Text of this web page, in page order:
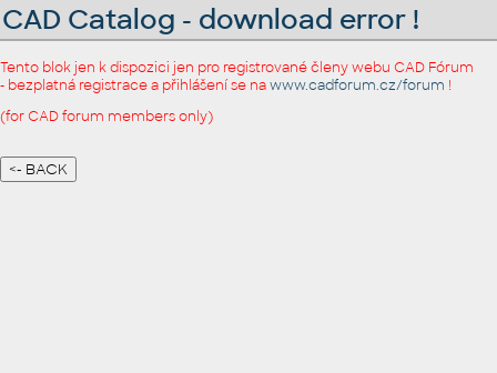
CAD Catalog - download error !
Tento blok jen k dispozici jen pro registrované členy webu CAD Fórum
- bezplatná registrace a přihlášení se nawww.cadforum.cz/forum !
(for CAD forum members only)